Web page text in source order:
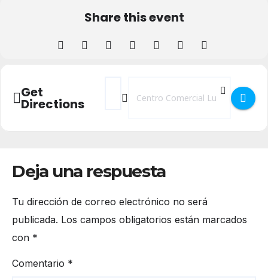
Share this event
Get
Directions
Address - Película sorpresa en Cines Luz
Destination Address - Película
Deja una respuesta
Tu dirección de correo electrónico no será
publicada. Los campos obligatorios están marcados
con *
Comentario *